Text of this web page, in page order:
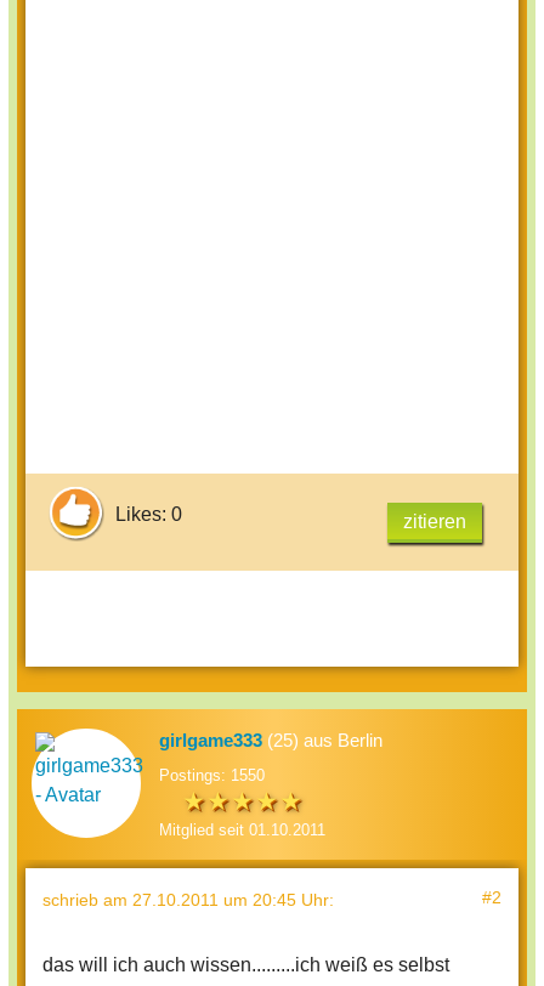
Likes: 0 zitieren
girlgame333 (25) aus Berlin
Postings: 1550
Mitglied seit 01.10.2011
schrieb am 27.10.2011 um 20:45 Uhr: #2
das will ich auch wissen.........ich weiß es selbst